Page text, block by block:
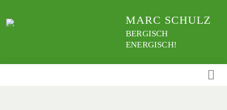
zum
MARC SCHULZ
BERGISCH
ENERGISCH!